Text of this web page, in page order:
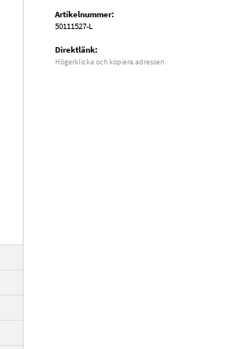
Artikelnummer:
50111527-L
Direktlänk:
Högerklicka och kopiera adressen